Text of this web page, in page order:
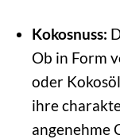
Kokosnuss:
Ob in Form
oder
ihre
angenehme